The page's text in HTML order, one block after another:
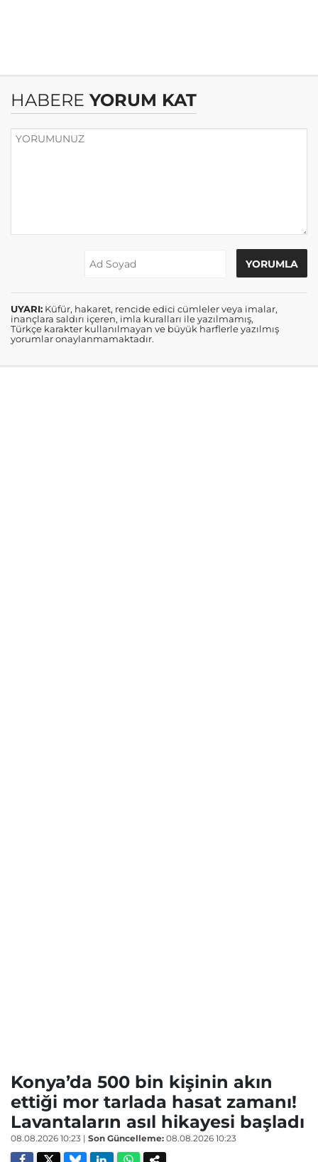
HABERE YORUM KAT
UYARI: Küfür, hakaret, rencide edici cümleler veya imalar,
inançlara saldırı içeren, imla kuralları ile yazılmamış,
Türkçe karakter kullanılmayan ve büyük harflerle yazılmış
yorumlar onaylanmamaktadır.
Konya’da 500 bin kişinin akın
ettiği mor tarlada hasat zamanı!
Lavantaların asıl hikayesi başladı
08.08.2026 10:23 | Son Güncelleme: 08.08.2026 10:23